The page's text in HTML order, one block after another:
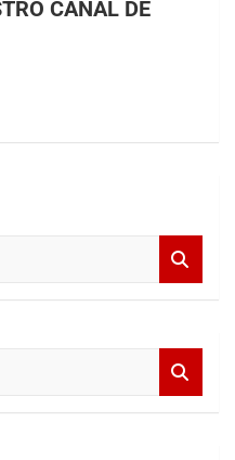
CANAL DE